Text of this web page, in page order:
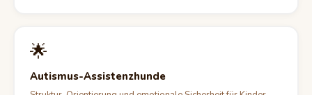
🌟
Autismus-Assistenzhunde